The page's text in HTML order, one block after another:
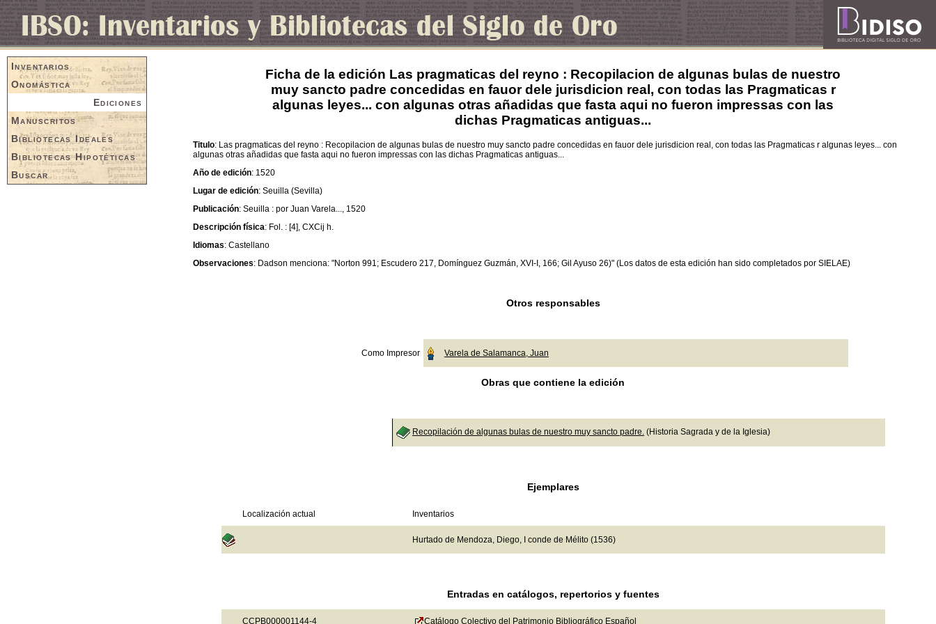
Inventarios
Onomástica
Ediciones
Manuscritos
Bibliotecas Ideales
Bibliotecas Hipotéticas
Buscar
Ficha de la edición Las pragmaticas del reyno : Recopilacion de algunas bulas de nuestro
muy sancto padre concedidas en fauor dele jurisdicion real, con todas las Pragmaticas r
algunas leyes... con algunas otras añadidas que fasta aqui no fueron impressas con las
dichas Pragmaticas antiguas...
Titulo: Las pragmaticas del reyno : Recopilacion de algunas bulas de nuestro muy sancto padre concedidas en fauor dele jurisdicion real, con todas las Pragmaticas r algunas leyes... con
algunas otras añadidas que fasta aqui no fueron impressas con las dichas Pragmaticas antiguas...
Año de edición: 1520
Lugar de edición: Seuilla (Sevilla)
Publicación: Seuilla : por Juan Varela..., 1520
Descripción física: Fol. : [4], CXCij h.
Idiomas: Castellano
Observaciones: Dadson menciona: "Norton 991; Escudero 217, Domínguez Guzmán, XVI-I, 166; Gil Ayuso 26)" (Los datos de esta edición han sido completados por SIELAE)
Otros responsables
Como Impresor Varela de Salamanca, Juan
Obras que contiene la edición
Recopilación de algunas bulas de nuestro muy sancto padre.(Historia Sagrada y de la Iglesia)
Ejemplares
Localización actual Inventarios
Hurtado de Mendoza, Diego, I conde de Mélito (1536)
Entradas en catálogos, repertorios y fuentes
CCPB000001144-4 Catálogo Colectivo del Patrimonio Bibliográfico Español